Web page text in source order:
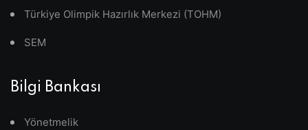
Türkiye Olimpik Hazırlık Merkezi (TOHM)
SEM
Bilgi Bankası
Yönetmelik